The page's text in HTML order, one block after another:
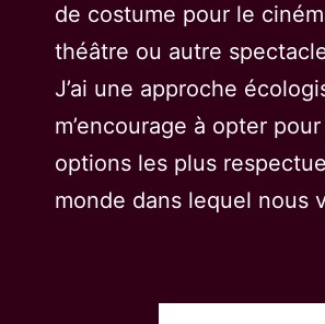
de costume pour le
théâtre ou autre
J’ai une approche
m’encourage à opter
options les plus
monde dans lequel nous